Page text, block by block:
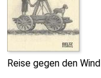
Reise gegen den Wind